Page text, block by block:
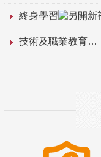
終身學習
技術及職業教育